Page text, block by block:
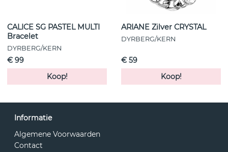
CALICE SG PASTEL MULTI
Bracelet
DYRBERG/KERN
€ 99
Koop!
ARIANE Zilver CRYSTAL
DYRBERG/KERN
€ 59
Koop!
Informatie
Algemene Voorwaarden
Contact